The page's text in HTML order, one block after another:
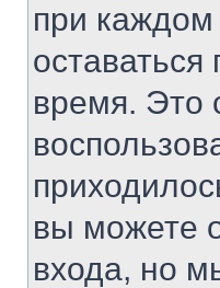
при
время. Это
вы можете
входа, но